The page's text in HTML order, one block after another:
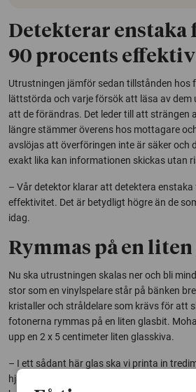
Detekterar enstaka
90 procents
Utrustningen jämför sedan tillstånden hos
lättstörda och varje försök att läsa av dem
att de förändras. Det leder till att strängen
längre stämmer överens hos mottagare
avslöjas att överföringen inte är säker och
exakt lika kan informationen skickas utan
– Vår detektor klarar att detektera
effektivitet. Det är betydligt högre än de
idag.
Rymmas på en
Nu ska utrustningen skalas ner och bli
stor som en vinylspelare står på bänken
kristaller och stråldelare som krävs för att
fotonerna rymmas på en liten glasbit.
upp en 2 x 5 centimeter liten glasskiva.
– I ett sådant här glas ska vi printa in
hjälp av en laser. Sen kopplar vi kretsen till